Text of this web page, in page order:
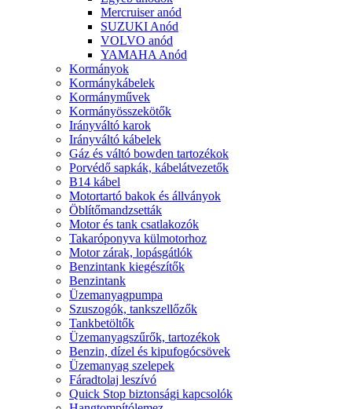
Mercruiser anód
SUZUKI Anód
VOLVO anód
YAMAHA Anód
Kormányok
Kormánykábelek
Kormányművek
Kormányösszekötők
Irányváltó karok
Irányváltó kábelek
Gáz és váltó bowden tartozékok
Porvédő sapkák, kábelátvezetők
B14 kábel
Motortartó bakok és állványok
Öblítőmandzsetták
Motor és tank csatlakozók
Takaróponyva külmotorhoz
Motor zárak, lopásgátlók
Benzintank kiegészítők
Benzintank
Üzemanyagpumpa
Szuszogók, tankszellőzők
Tankbetöltők
Üzemanyagszűrők, tartozékok
Benzin, dízel és kipufogócsövek
Üzemanyag szelepek
Fáradtolaj leszívó
Quick Stop biztonsági kapcsolók